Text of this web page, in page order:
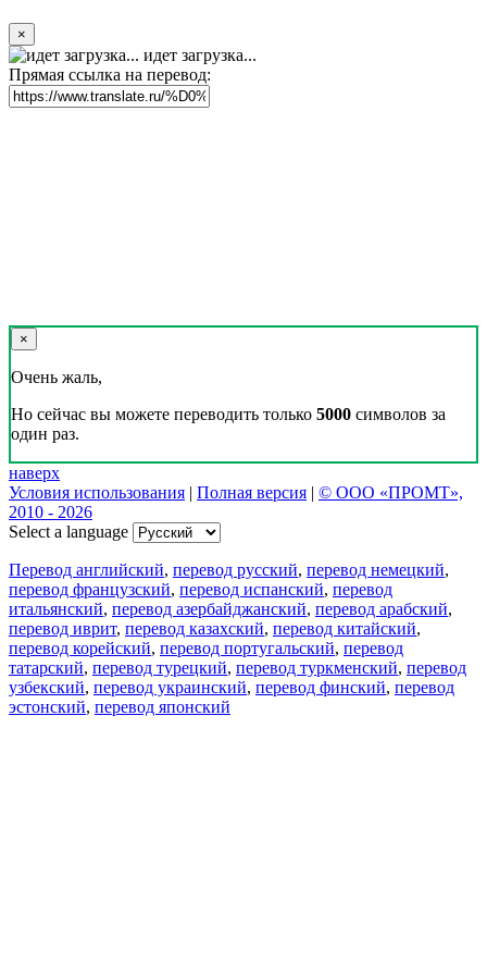
×
идет загрузка...
Прямая ссылка на перевод:
×
Очень жаль,
Но сейчас вы можете переводить только 5000 символов за
один раз.
наверх
Условия использования | Полная версия | © ООО «ПРОМТ»,
2010 - 2026
Select a language
Перевод английский, перевод русский, перевод немецкий,
перевод французский, перевод испанский, перевод
итальянский, перевод азербайджанский, перевод арабский,
перевод иврит, перевод казахский, перевод китайский,
перевод корейский, перевод португальский, перевод
татарский, перевод турецкий, перевод туркменский, перевод
узбекский, перевод украинский, перевод финский, перевод
эстонский, перевод японский